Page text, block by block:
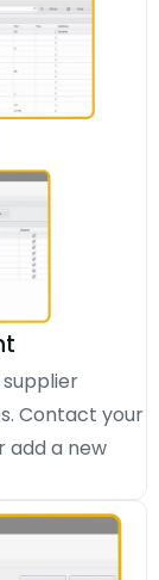
Contact your
add a new